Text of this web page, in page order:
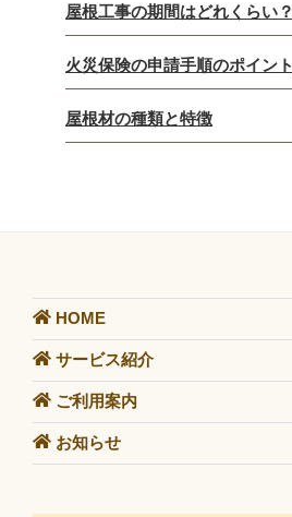
屋根工事の期間はどれくらい？
火災保険の申請手順のポイント
屋根材の種類と特徴
HOME
サービス紹介
ご利用案内
お知らせ